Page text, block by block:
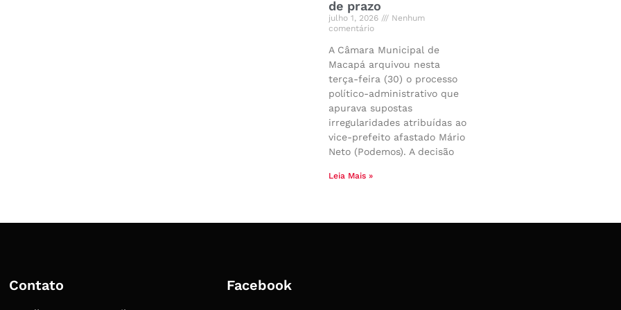
de prazo
julho 1, 2026
Nenhum
comentário
A Câmara Municipal de
Macapá arquivou nesta
terça-feira (30) o processo
político-administrativo que
apurava supostas
irregularidades atribuídas ao
vice-prefeito afastado Mário
Neto (Podemos). A decisão
Leia Mais »
Contato Facebook